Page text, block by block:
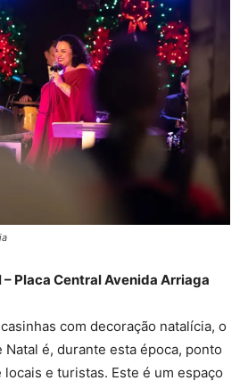
Placa Central Avenida Arriaga
com decoração natalícia, o
é, durante esta época, ponto
e turistas. Este é um espaço